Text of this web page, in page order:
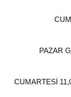
PAZAR
CUMARTESİ